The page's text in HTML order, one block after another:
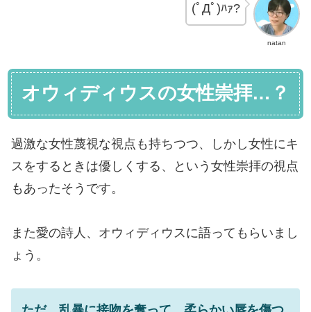
natan
(ﾟДﾟ)ﾊｧ?
オウィディウスの女性崇拝…？
過激な女性蔑視な視点も持ちつつ、しかし女性にキ
スをするときは優しくする、という女性崇拝の視点
もあったそうです。
また愛の詩人、オウィディウスに語ってもらいまし
ょう。